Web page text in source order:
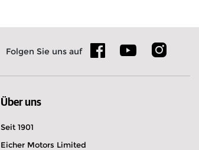
Folgen Sie uns auf
Über uns
Seit 1901
Eicher Motors Limited